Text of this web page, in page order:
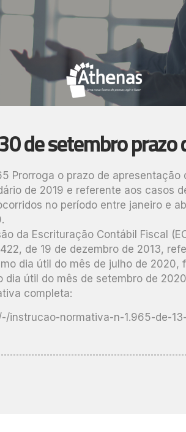
de setembro prazo
Prorroga o prazo de apresentação
de 2019 e referente aos casos
no período entre janeiro e
da Escrituração Contábil Fiscal
de 19 de dezembro de 2013,
dia útil do mês de julho de 2020,
dia útil do mês de setembro de
completa:
instrucao-normativa-n-1.965-de-